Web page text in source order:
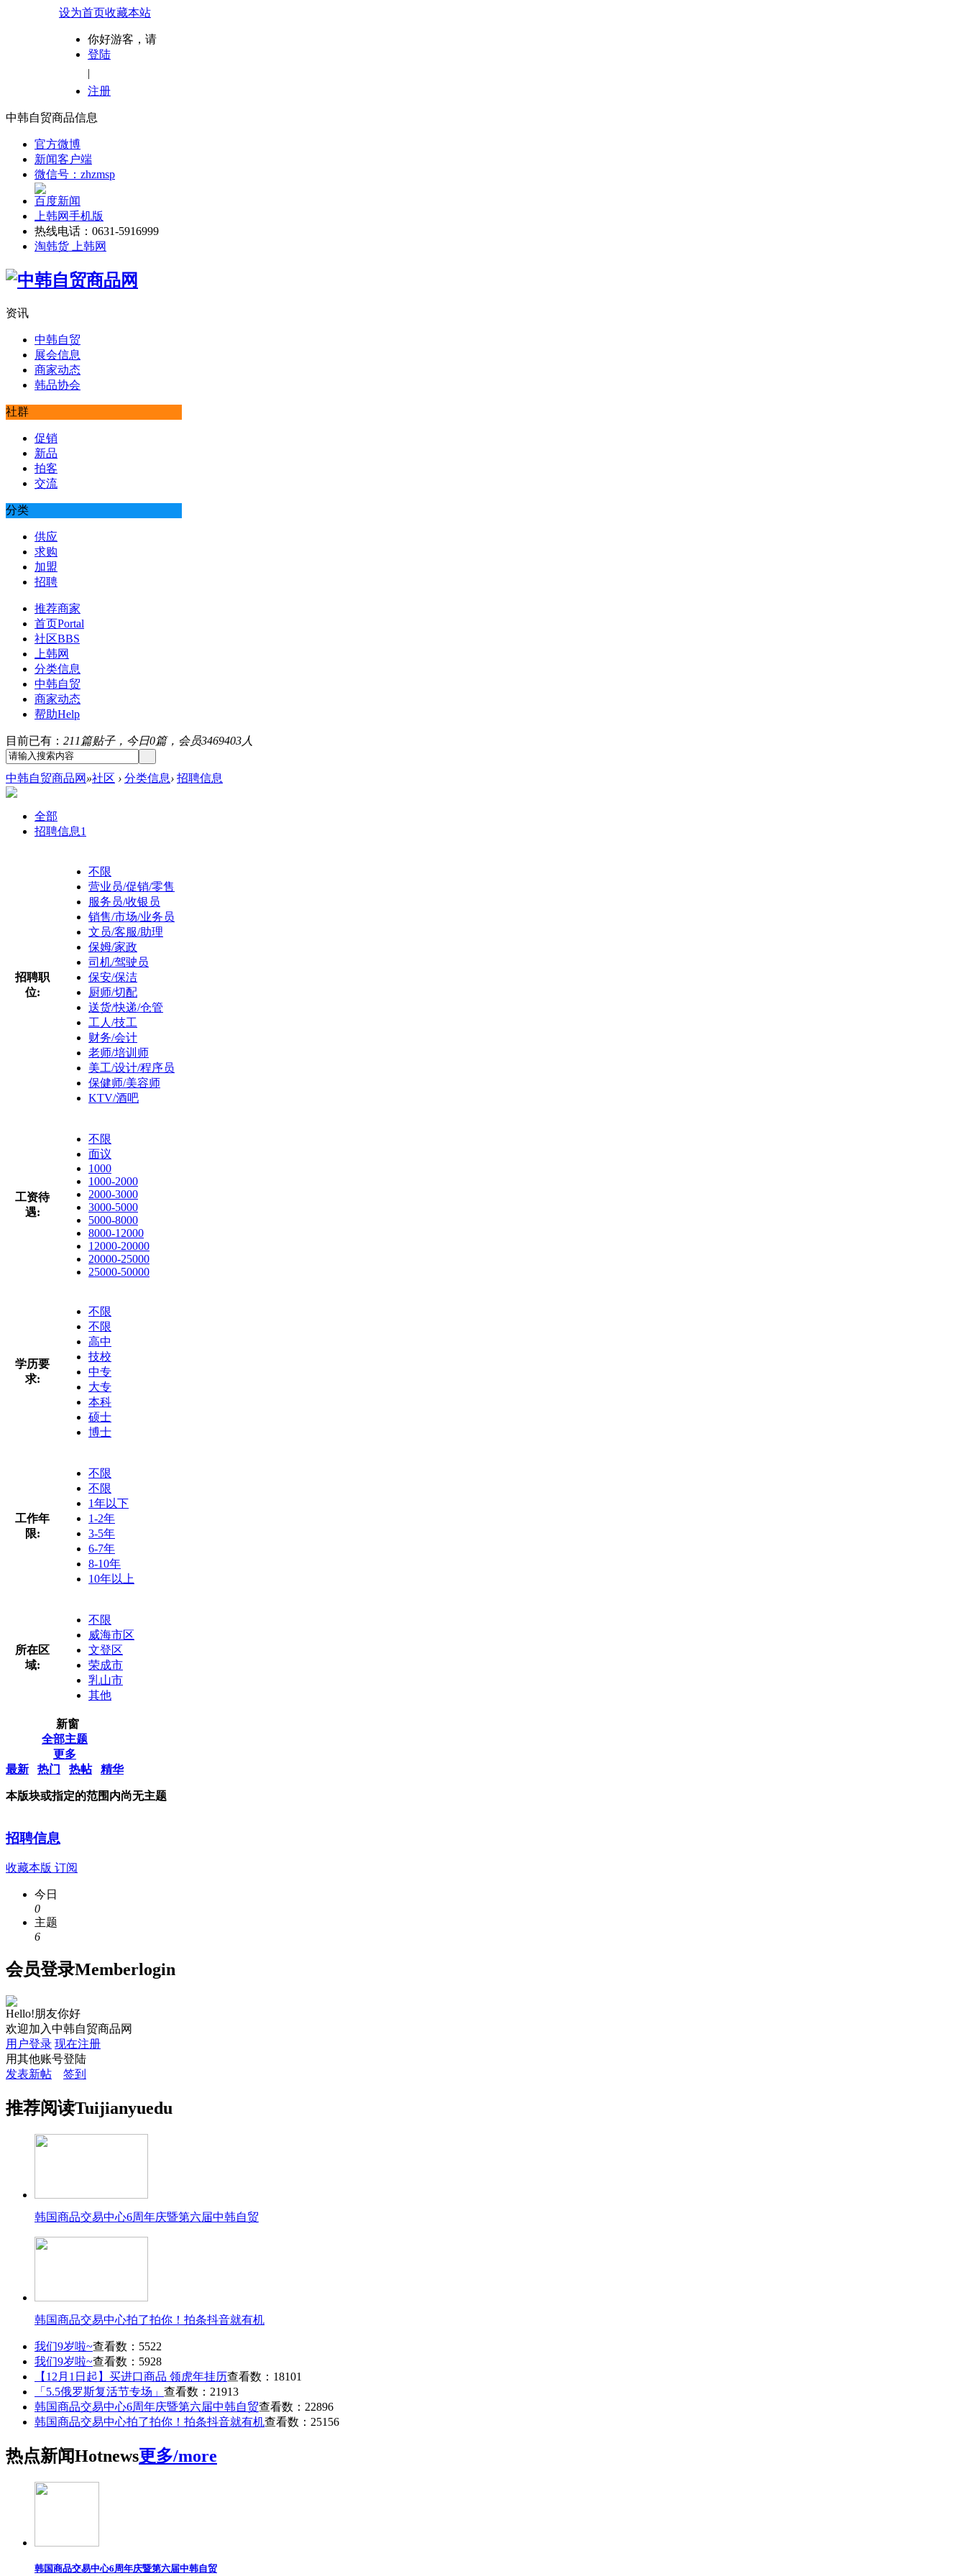
设为首页收藏本站
你好游客，请
登陆
|
注册
中韩自贸商品信息
官方微博
新闻客户端
微信号：zhzmsp
百度新闻
上韩网手机版
热线电话：0631-5916999
淘韩货 上韩网
资讯
中韩自贸
展会信息
商家动态
韩品协会
社群
促销
新品
拍客
交流
分类
供应
求购
加盟
招聘
推荐商家
首页Portal
社区BBS
上韩网
分类信息
中韩自贸
商家动态
帮助Help
目前已有： 211篇贴子，今日0篇，会员3469403人
中韩自贸商品网 »社区 › 分类信息› 招聘信息
全部
招聘信息1
招聘职
位:
不限
营业员/促销/零售
服务员/收银员
销售/市场/业务员
文员/客服/助理
保姆/家政
司机/驾驶员
保安/保洁
厨师/切配
送货/快递/仓管
工人/技工
财务/会计
老师/培训师
美工/设计/程序员
保健师/美容师
KTV/酒吧
工资待
遇:
不限
面议
1000
1000-2000
2000-3000
3000-5000
5000-8000
8000-12000
12000-20000
20000-25000
25000-50000
学历要
求:
不限
不限
高中
技校
中专
大专
本科
硕士
博士
工作年
限:
不限
不限
1年以下
1-2年
3-5年
6-7年
8-10年
10年以上
所在区
域:
不限
威海市区
文登区
荣成市
乳山市
其他
新窗
全部主题
更多
最新
热门 热帖 精华
本版块或指定的范围内尚无主题
招聘信息
收藏本版 订阅
今日
0
主题
6
会员登录Memberlogin
Hello!朋友你好
欢迎加入中韩自贸商品网
用户登录 现在注册
用其他账号登陆
发表新帖
签到
推荐阅读Tuijianyuedu
韩国商品交易中心6周年庆暨第六届中韩自贸
韩国商品交易中心拍了拍你！拍条抖音就有机
我们9岁啦~查看数：5522
我们9岁啦~查看数：5928
【12月1日起】买进口商品 领虎年挂历查看数：18101
「5.5俄罗斯复活节专场」 查看数：21913
韩国商品交易中心6周年庆暨第六届中韩自贸查看数：22896
韩国商品交易中心拍了拍你！拍条抖音就有机查看数：25156
热点新闻Hotnews更多/more
韩国商品交易中心6周年庆暨第六届中韩自贸